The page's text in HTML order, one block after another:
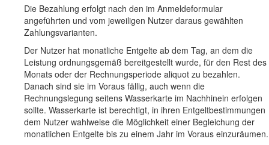
Die Bezahlung erfolgt nach den im Anmeldeformular
angeführten und vom jeweiligen Nutzer daraus gewählten
Zahlungsvarianten.
Der Nutzer hat monatliche Entgelte ab dem Tag, an dem die
Leistung ordnungsgemäß bereitgestellt wurde, für den Rest des
Monats oder der Rechnungsperiode aliquot zu bezahlen.
Danach sind sie im Voraus fällig, auch wenn die
Rechnungslegung seitens Wasserkarte im Nachhinein erfolgen
sollte. Wasserkarte ist berechtigt, in ihren Entgeltbestimmungen
dem Nutzer wahlweise die Möglichkeit einer Begleichung der
monatlichen Entgelte bis zu einem Jahr im Voraus einzuräumen.